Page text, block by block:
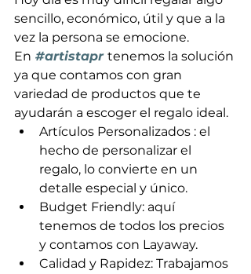
sencillo, económico, útil y que a la
vez la persona se emocione.
En #artistapr tenemos la solución
ya que contamos con gran
variedad de productos que te
ayudarán a escoger el regalo ideal.
Artículos Personalizados : el
hecho de personalizar el
regalo, lo convierte en un
detalle especial y único.
Budget Friendly: aquí
tenemos de todos los precios
y contamos con Layaway.
Calidad y Rapidez: Trabajamos